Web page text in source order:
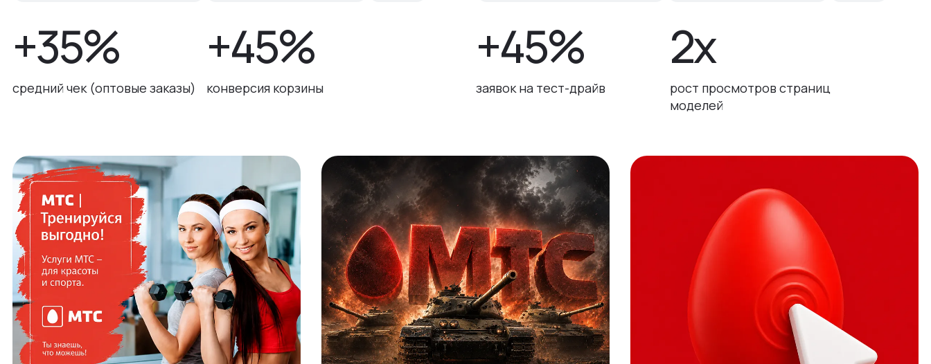
+35%
средний чек (оптовые заказы)
+45%
конверсия корзины
+45%
заявок на тест-драйв
2x
рост просмотров страниц
моделей